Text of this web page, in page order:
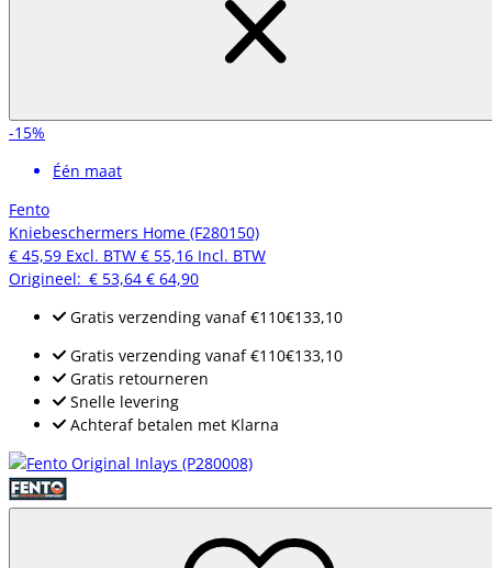
-15%
Één maat
Fento
Kniebeschermers Home (F280150)
€ 45,59 Excl. BTW € 55,16 Incl. BTW
Origineel: € 53,64 € 64,90
Gratis verzending vanaf€110€133,10
Gratis verzending vanaf€110€133,10
Gratis retourneren
Snelle levering
Achteraf betalen met Klarna